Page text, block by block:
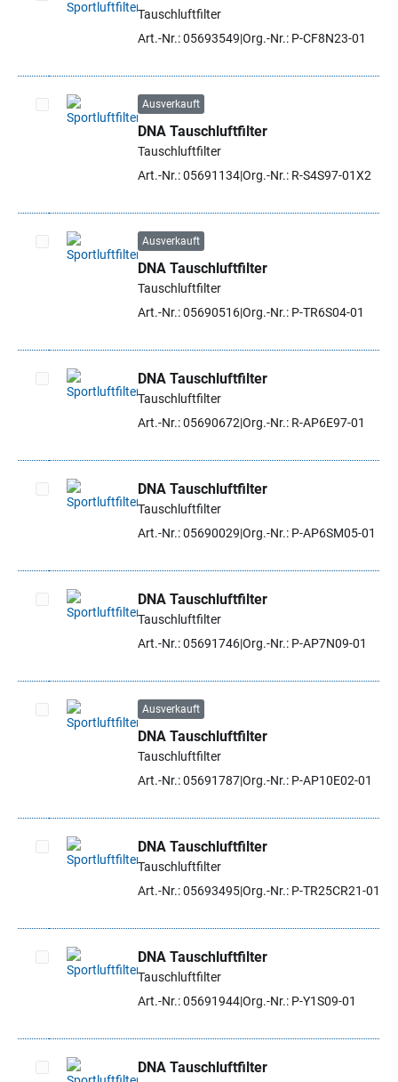
Artikel auswählen
Tauschluftfilter
Art.-Nr.: 05693549 Org.-Nr.: P-CF8N23-01
Artikel auswählen
Ausverkauft
DNA Tauschluftfilter
Tauschluftfilter
Art.-Nr.: 05691134Org.-Nr.: R-S4S97-01X2
Artikel auswählen
Ausverkauft
DNA Tauschluftfilter
Tauschluftfilter
Art.-Nr.: 05690516Org.-Nr.: P-TR6S04-01
Artikel auswählen
DNA Tauschluftfilter
Tauschluftfilter
Art.-Nr.: 05690672 Org.-Nr.: R-AP6E97-01
Artikel auswählen
DNA Tauschluftfilter
Tauschluftfilter
Art.-Nr.: 05690029 Org.-Nr.: P-AP6SM05-01
Artikel auswählen
DNA Tauschluftfilter
Tauschluftfilter
Art.-Nr.: 05691746Org.-Nr.: P-AP7N09-01
Artikel auswählen
Ausverkauft
DNA Tauschluftfilter
Tauschluftfilter
Art.-Nr.: 05691787Org.-Nr.: P-AP10E02-01
Artikel auswählen
DNA Tauschluftfilter
Tauschluftfilter
Art.-Nr.: 05693495Org.-Nr.: P-TR25CR21-01
Artikel auswählen
DNA Tauschluftfilter
Tauschluftfilter
Art.-Nr.: 05691944Org.-Nr.: P-Y1S09-01
DNA Tauschluftfilter